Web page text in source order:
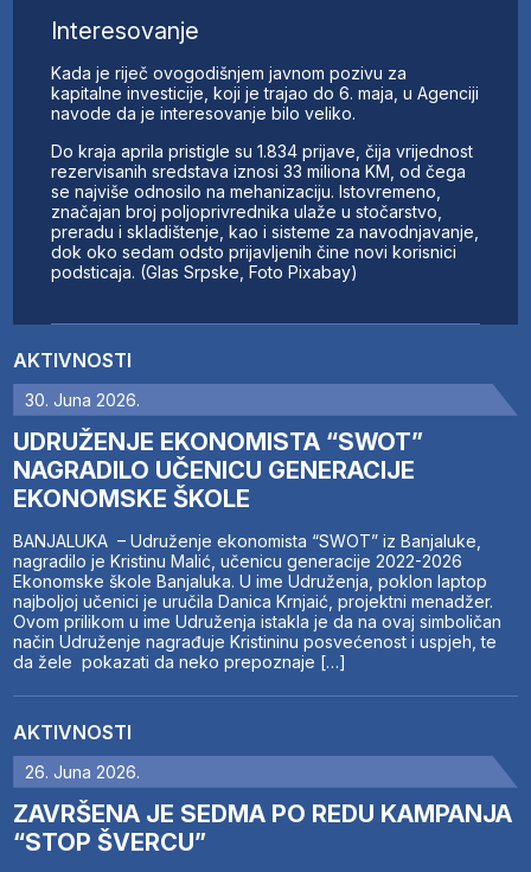
AKTIVNOSTI
30. Juna 2026.
UDRUŽENJE EKONOMISTA “SWOT”
NAGRADILO UČENICU GENERACIJE
EKONOMSKE ŠKOLE
BANJALUKA – Udruženje ekonomista “SWOT” iz Banjaluke,
nagradilo je Kristinu Malić, učenicu generacije 2022-2026
Ekonomske škole Banjaluka. U ime Udruženja, poklon laptop
najboljoj učenici je uručila Danica Krnjaić, projektni menadžer.
Ovom prilikom u ime Udruženja istakla je da na ovaj simboličan
način Udruženje nagrađuje Kristininu posvećenost i uspjeh, te
da žele pokazati da neko prepoznaje […]
AKTIVNOSTI
26. Juna 2026.
ZAVRŠENA JE SEDMA PO REDU KAMPANJA
“STOP ŠVERCU”
Interesovanje
Kada je riječ ovogodišnjem javnom pozivu za
kapitalne investicije, koji je trajao do 6. maja, u Agenciji
navode da je interesovanje bilo veliko.
Do kraja aprila pristigle su 1.834 prijave, čija vrijednost
rezervisanih sredstava iznosi 33 miliona KM, od čega
se najviše odnosilo na mehanizaciju. Istovremeno,
značajan broj poljoprivrednika ulaže u stočarstvo,
preradu i skladištenje, kao i sisteme za navodnjavanje,
dok oko sedam odsto prijavljenih čine novi korisnici
podsticaja. (Glas Srpske, Foto Pixabay)